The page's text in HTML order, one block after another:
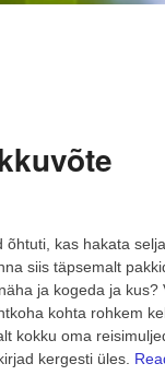
õhtuti, kas hakata
siis täpsemalt
ja kogeda ja kus?
kohta rohkem
kokku oma
kergesti üles.